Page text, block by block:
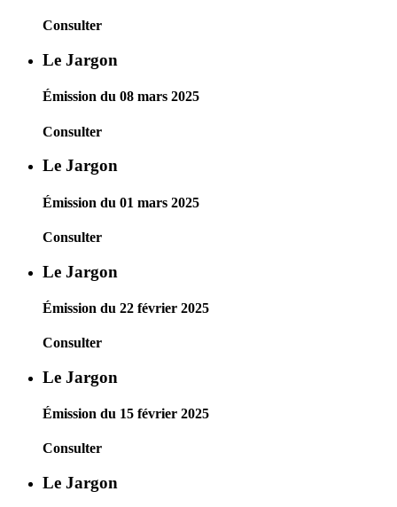
Consulter
Le Jargon
Émission du 08 mars 2025
Consulter
Le Jargon
Émission du 01 mars 2025
Consulter
Le Jargon
Émission du 22 février 2025
Consulter
Le Jargon
Émission du 15 février 2025
Consulter
Le Jargon